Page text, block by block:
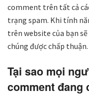
comment trên tất cả
trạng spam. Khi tính
trên website của bạn
chúng được chấp thuận.
Tại sao mọi
comment đang